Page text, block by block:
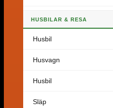
HUSBILAR & RESA
Husbil
Husvagn
Husbil
Släp